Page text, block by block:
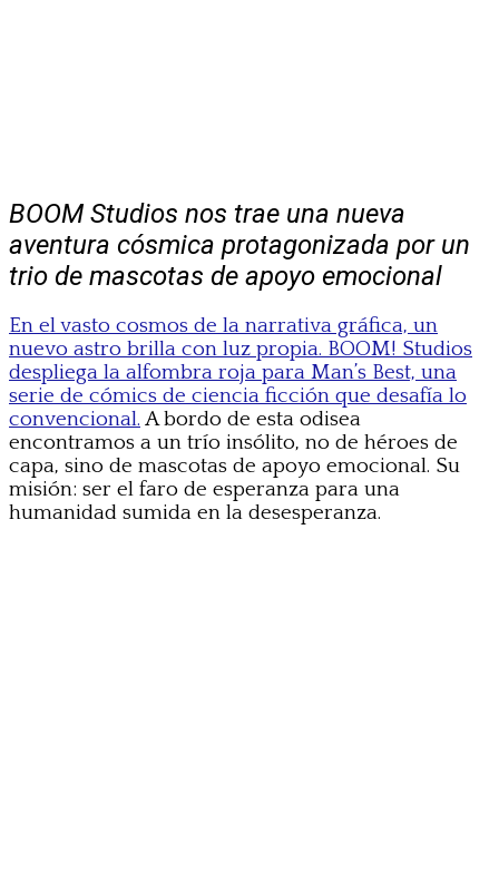
BOOM Studios nos trae una nueva
aventura cósmica protagonizada por un
trio de mascotas de apoyo emocional
En el vasto cosmos de la narrativa gráfica, un
nuevo astro brilla con luz propia. BOOM! Studios
despliega la alfombra roja para Man’s Best, una
serie de cómics de ciencia ficción que desafía lo
convencional. A bordo de esta odisea
encontramos a un trío insólito, no de héroes de
capa, sino de mascotas de apoyo emocional. Su
misión: ser el faro de esperanza para una
humanidad sumida en la desesperanza.